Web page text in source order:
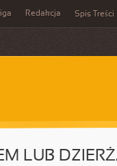
Redakcja Spis Treści
LUB